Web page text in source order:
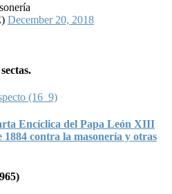
December 20, 2018
Encíclica del Papa León XIII
contra la masonería y otras